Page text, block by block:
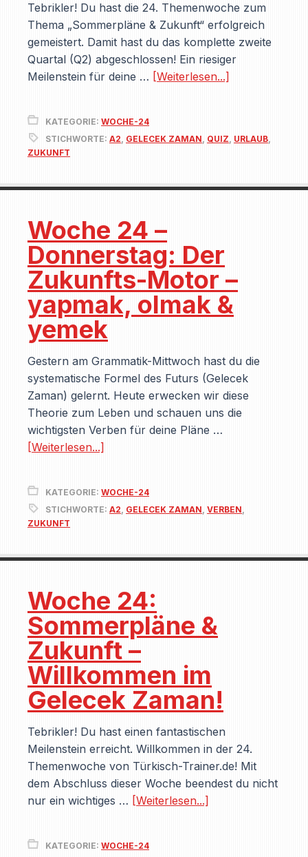
Tebrikler! Du hast die 24. Themenwoche zum
Thema „Sommerpläne & Zukunft“ erfolgreich
gemeistert. Damit hast du das komplette zweite
Quartal (Q2) abgeschlossen! Ein riesiger
Meilenstein für deine … [Weiterlesen...]
KATEGORIE: WOCHE-24
STICHWORTE: A2, GELECEK ZAMAN, QUIZ, URLAUB,
ZUKUNFT
Woche 24 –
Donnerstag: Der
Zukunfts-Motor –
yapmak, olmak &
yemek
Gestern am Grammatik-Mittwoch hast du die
systematische Formel des Futurs (Gelecek
Zaman) gelernt. Heute erwecken wir diese
Theorie zum Leben und schauen uns die
wichtigsten Verben für deine Pläne …
[Weiterlesen...]
KATEGORIE: WOCHE-24
STICHWORTE: A2, GELECEK ZAMAN, VERBEN,
ZUKUNFT
Woche 24:
Sommerpläne &
Zukunft –
Willkommen im
Gelecek Zaman!
Tebrikler! Du hast einen fantastischen
Meilenstein erreicht. Willkommen in der 24.
Themenwoche von Türkisch-Trainer.de! Mit
dem Abschluss dieser Woche beendest du nicht
nur ein wichtiges … [Weiterlesen...]
KATEGORIE: WOCHE-24